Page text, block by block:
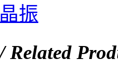
振
/ Related